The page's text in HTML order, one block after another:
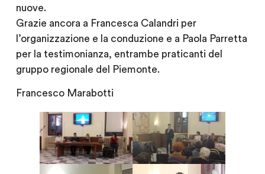
nuove.
Grazie ancora a Francesca Calandri per
l’organizzazione e la conduzione e a Paola Parretta
per la testimonianza, entrambe praticanti del
gruppo regionale del Piemonte.
Francesco Marabotti